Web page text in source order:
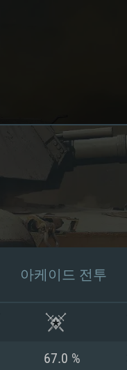
아케이드 전투
67.0 %